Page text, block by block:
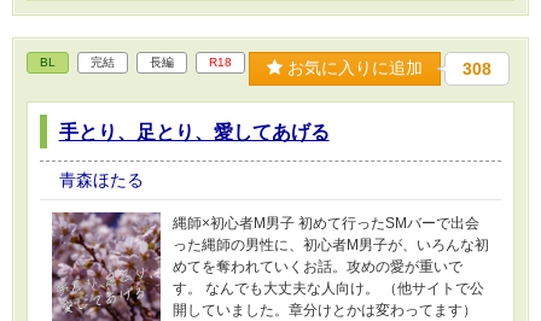
BL 完結 長編 R18 お気に入りに追加 308
手とり、足とり、愛してあげる
青森ほたる
縄師×初心者M男子 初めて行ったSMバーで出会
った縄師の男性に、初心者M男子が、いろんな初
めてを奪われていくお話。攻めの愛が重いで
す。 なんでも大丈夫な人向け。 （他サイトで公
開していました。章分けとかは変わってます）